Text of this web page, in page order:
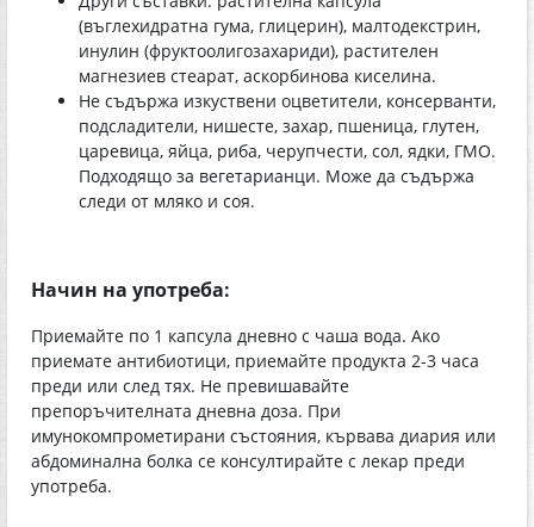
(въглехидратна гума, глицерин), малтодекстрин,
инулин (фруктоолигозахариди), растителен
магнезиев стеарат, аскорбинова киселина.
Не съдържа изкуствени оцветители, консерванти,
подсладители, нишесте, захар, пшеница, глутен,
царевица, яйца, риба, черупчести, сол, ядки, ГМО.
Подходящо за вегетарианци. Може да съдържа
следи от мляко и соя.
Начин на употреба:
Приемайте по 1 капсула дневно с чаша вода. Ако
приемате антибиотици, приемайте продукта 2-3 часа
преди или след тях. Не превишавайте
препоръчителната дневна доза. При
имунокомпрометирани състояния, кървава диария или
абдоминална болка се консултирайте с лекар преди
употреба.